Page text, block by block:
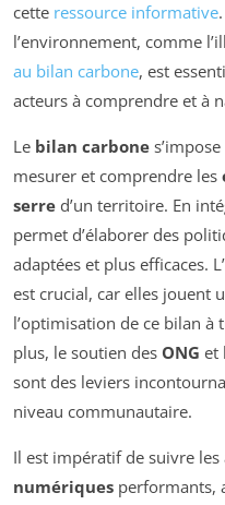
cette ressource informative
l’environnement, comme
au bilan carbone, est
acteurs à comprendre et à
Le bilan carbone
mesurer et comprendre les
serre d’un territoire. En
permet d’élaborer des
adaptées et plus efficaces.
est crucial, car elles jouent
l’optimisation de ce bilan à
plus, le soutien des ONG et
sont des leviers
niveau communautaire.
Il est impératif de suivre les
numériques performants,